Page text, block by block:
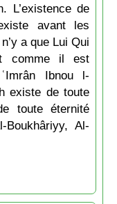
L’existence de
avant les
a que Lui Qui
comme il est
Ibnou l-
existe de toute
toute éternité
Al-